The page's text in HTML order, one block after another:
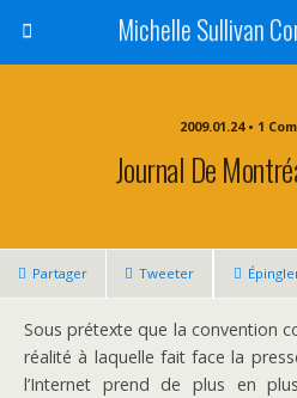
Michelle Sullivan
2009.01.24 • 1
Journal De
Partager Tweeter
Sous prétexte que la convention
réalité à laquelle fait face la
l’Internet prend de plus en